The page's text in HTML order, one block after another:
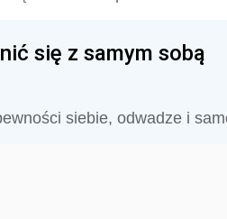
się z samym sobą
siebie, odwadze i